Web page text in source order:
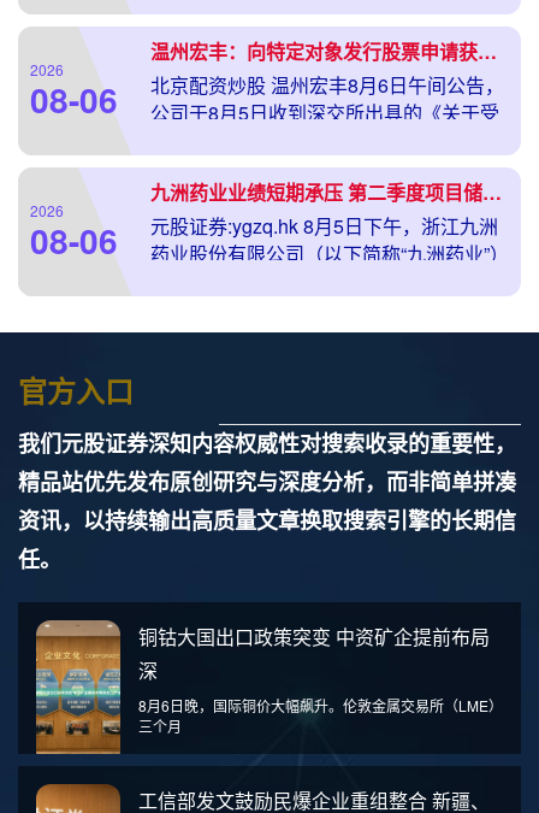
续提升。
2026
08-06
温州宏丰：向特定对象发行股票申请获深交所受理
北京配资炒股 温州宏丰8月6日午间公告，
公司于8月5日收到深交所出具的《关于受
对象发行股票申请文件的通知》。深交所
依据相关规
2026
08-06
九洲药业业绩短期承压 第二季度项目储备日益丰富
元股证券:ygzq.hk 8月5日下午，浙江九洲
药业股份有限公司（以下简称“九洲药业”）
官方入口
我们元股证券深知内容权威性对搜索收录的重要性，
精品站优先发布原创研究与深度分析，而非简单拼凑
资讯，以持续输出高质量文章换取搜索引擎的长期信
任。
铜钴大国出口政策突变 中资矿企提前布局
深
8月6日晚，国际铜价大幅飙升。伦敦金属交易所（LME）
三个月
工信部发文鼓励民爆企业重组整合 新疆、